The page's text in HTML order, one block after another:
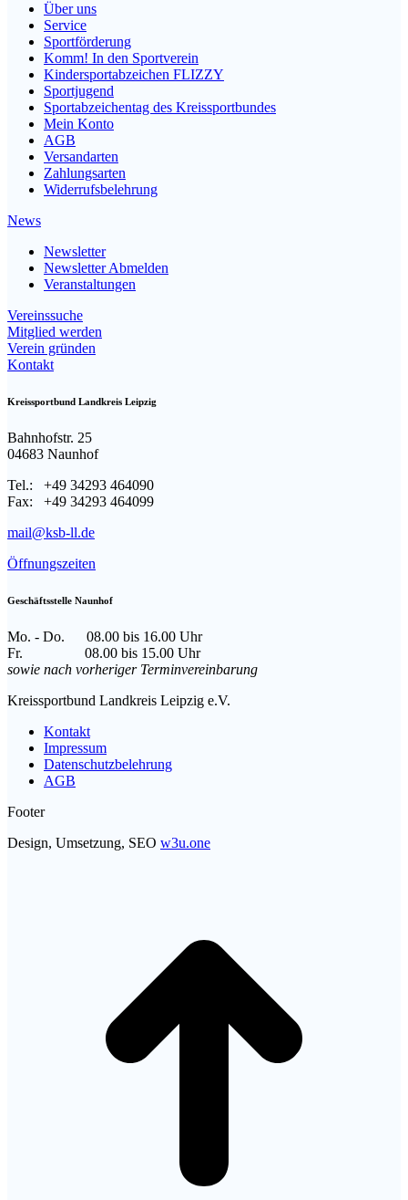
Über uns
Service
Sportförderung
Komm! In den Sportverein
Kindersportabzeichen FLIZZY
Sportjugend
Sportabzeichentag des Kreissportbundes
Mein Konto
AGB
Versandarten
Zahlungsarten
Widerrufsbelehrung
News
Newsletter
Newsletter Abmelden
Veranstaltungen
Vereinssuche
Mitglied werden
Verein gründen
Kontakt
Kreissportbund Landkreis Leipzig
Bahnhofstr. 25
04683 Naunhof
Tel.: +49 34293 464090
Fax: +49 34293 464099
mail@ksb-ll.de
Öffnungszeiten
Geschäftsstelle Naunhof
Mo. - Do. 08.00 bis 16.00 Uhr
Fr. 08.00 bis 15.00 Uhr
sowie nach vorheriger Terminvereinbarung
Facebook
opens
new
window
Instagram
opens
new
window
E-
page
opens
new
Kreissportbund Landkreis Leipzig e.V.
Kontakt
Impressum
Datenschutzbelehrung
AGB
Footer
Design, Umsetzung, SEO w3u.one